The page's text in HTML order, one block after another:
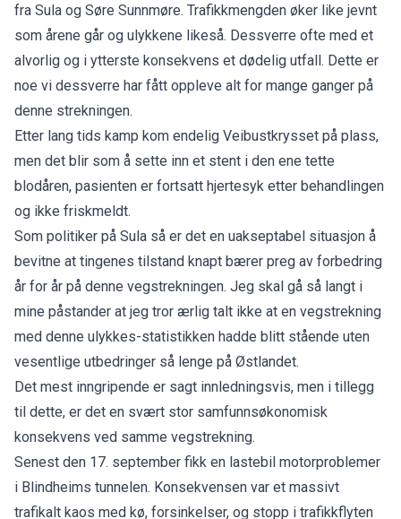
fra Sula og Søre Sunnmøre. Trafikkmengden øker like jevnt
som årene går og ulykkene likeså. Dessverre ofte med et
alvorlig og i ytterste konsekvens et dødelig utfall. Dette er
noe vi dessverre har fått oppleve alt for mange ganger på
denne strekningen.
Etter lang tids kamp kom endelig Veibustkrysset på plass,
men det blir som å sette inn et stent i den ene tette
blodåren, pasienten er fortsatt hjertesyk etter behandlingen
og ikke friskmeldt.
Som politiker på Sula så er det en uakseptabel situasjon å
bevitne at tingenes tilstand knapt bærer preg av forbedring
år for år på denne vegstrekningen. Jeg skal gå så langt i
mine påstander at jeg tror ærlig talt ikke at en vegstrekning
med denne ulykkes-statistikken hadde blitt stående uten
vesentlige utbedringer så lenge på Østlandet.
Det mest inngripende er sagt innledningsvis, men i tillegg
til dette, er det en svært stor samfunnsøkonomisk
konsekvens ved samme vegstrekning.
Senest den 17. september fikk en lastebil motorproblemer
i Blindheims tunnelen. Konsekvensen var et massivt
trafikalt kaos med kø, forsinkelser, og stopp i trafikkflyten